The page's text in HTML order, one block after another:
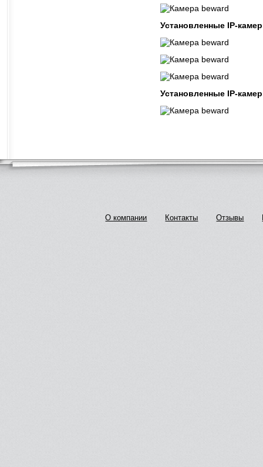
Установленные IP-
Установленные IP-
О компании Контакты Отзывы